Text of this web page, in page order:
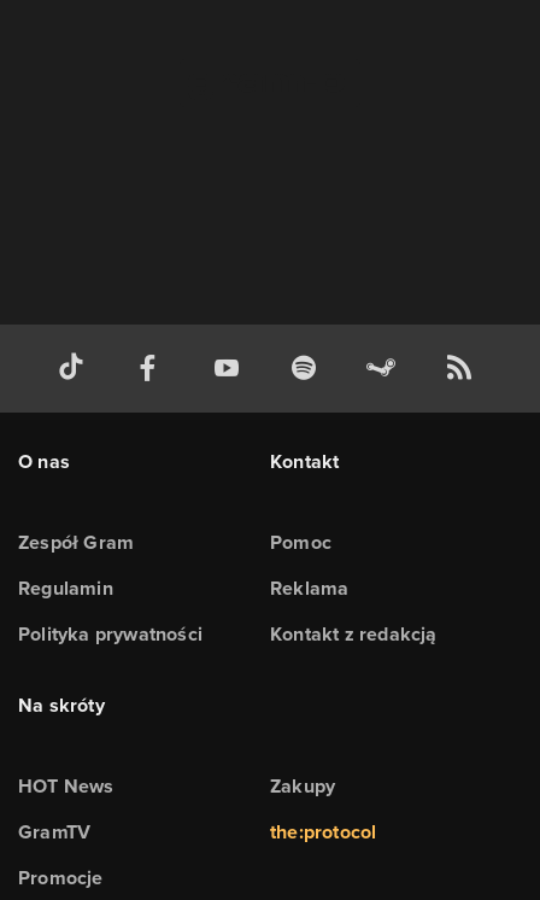
O nas
Zespół Gram
Regulamin
Polityka prywatności
Kontakt
Pomoc
Reklama
Kontakt z redakcją
Na skróty
HOT News
GramTV
Promocje
Zakupy
the:protocol